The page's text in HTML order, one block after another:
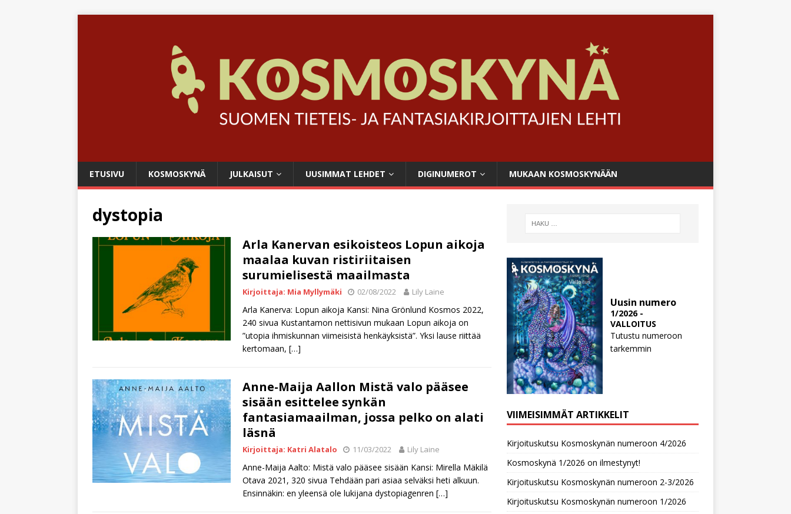
ETUSIVU KOSMOSKYNÄ JULKAISUT UUSIMMAT LEHDET DIGINUMEROT MUKAAN KOSMOSKYNÄÄN
dystopia
Arla Kanervan esikoisteos Lopun aikoja
maalaa kuvan ristiriitaisen
surumielisestä maailmasta
Kirjoittaja: Mia Myllymäki 02/08/2022 Lily Laine
Arla Kanerva: Lopun aikoja Kansi: Nina Grönlund Kosmos 2022,
240 sivua Kustantamon nettisivun mukaan Lopun aikoja on
”utopia ihmiskunnan viimeisistä henkäyksistä”. Yksi lause riittää
kertomaan, […]
Anne-Maija Aallon Mistä valo pääsee
sisään esittelee synkän
fantasiamaailman, jossa pelko on alati
läsnä
Kirjoittaja: Katri Alatalo 11/03/2022 Lily Laine
Anne-Maija Aalto: Mistä valo pääsee sisään Kansi: Mirella Mäkilä
Otava 2021, 320 sivua Tehdään pari asiaa selväksi heti alkuun.
Ensinnäkin: en yleensä ole lukijana dystopiagenren […]
Uusin numero
1/2026 -
VALLOITUS
Tutustu numeroon
tarkemmin
VIIMEISIMMÄT ARTIKKELIT
Kirjoituskutsu Kosmoskynän numeroon 4/2026
Kosmoskynä 1/2026 on ilmestynyt!
Kirjoituskutsu Kosmoskynän numeroon 2-3/2026
Kirjoituskutsu Kosmoskynän numeroon 1/2026